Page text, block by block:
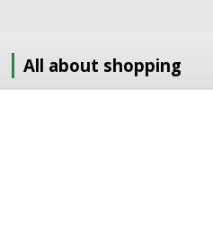
All about shopping